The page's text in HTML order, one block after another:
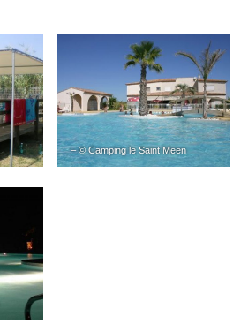
– © Camping le Saint Meen